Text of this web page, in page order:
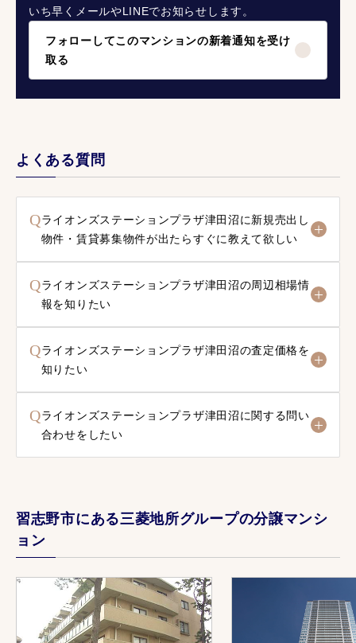
いち早くメールやLINEでお知らせします。
フォローしてこのマンションの新着通知を受け
取る
よくある質問
Qライオンズステーションプラザ津田沼に新規売出し
物件・賃貸募集物件が出たらすぐに教えて欲しい
Qライオンズステーションプラザ津田沼の周辺相場情
報を知りたい
Qライオンズステーションプラザ津田沼の査定価格を
知りたい
Qライオンズステーションプラザ津田沼に関する問い
合わせをしたい
習志野市にある三菱地所グループの分譲マンシ
ョン